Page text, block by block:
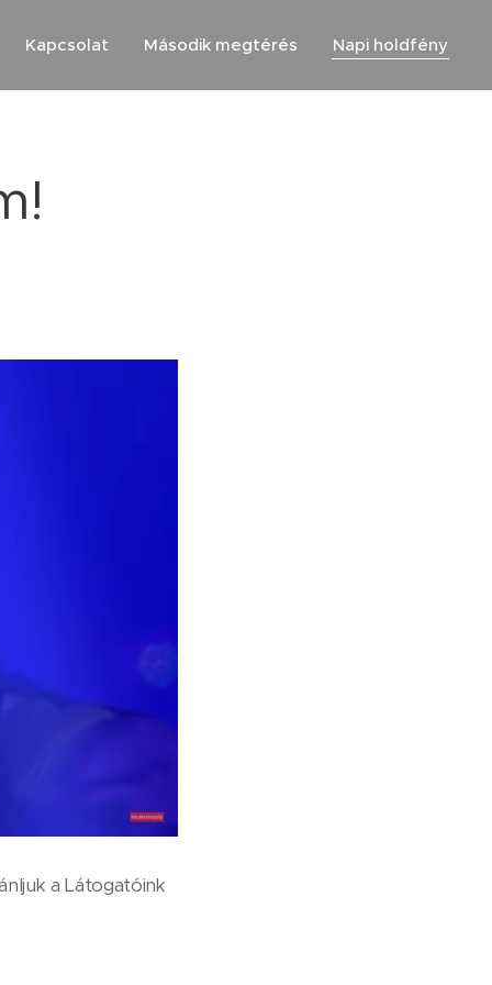
Kapcsolat Második megtérés Napi holdfény
a Látogatóink